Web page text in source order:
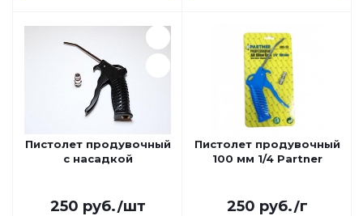
Пистолет продувочный
с насадкой
250 руб./шт
Пистолет продувочный
100 мм 1/4 Partner
250 руб./г